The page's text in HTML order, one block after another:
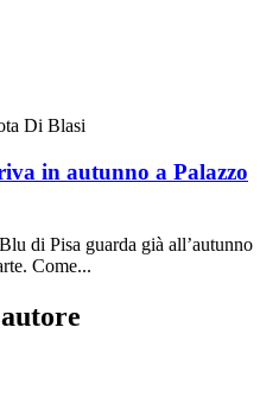
Di Blasi
in autunno a Palazzo
di Pisa guarda già all’autunno
Come...